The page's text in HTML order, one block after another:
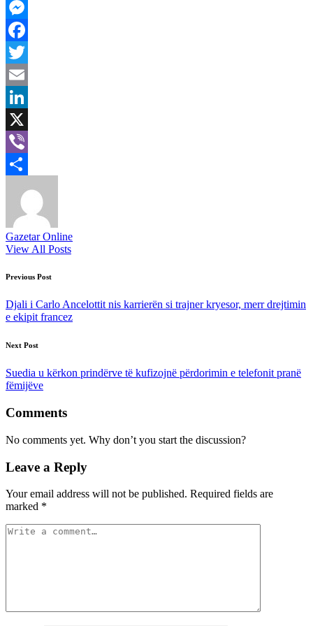
WhatsApp
Messenger
Facebook
Twitter
Email
LinkedIn
X
Viber
Gazetar Online
View All Posts
Post
navigation
Previous Post
Djali i Carlo Ancelottit nis karrierën si trajner kryesor, merr drejtimin
e ekipit francez
Next Post
Suedia u kërkon prindërve të kufizojnë përdorimin e telefonit pranë
fëmijëve
Comments
No comments yet. Why don’t you start the discussion?
Leave a Reply
Your email address will not be published. Required fields are
marked *